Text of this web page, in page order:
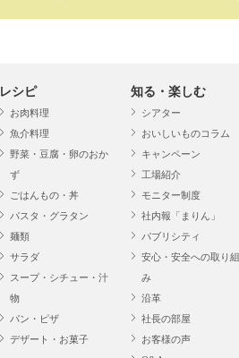
レシピ
お肉料理
魚介料理
野菜・豆腐・卵のおか
ず
ごはんもの・丼
パスタ・グラタン
麺類
サラダ
スープ・シチュー・汁
物
パン・ピザ
デザート・お菓子
知る・楽しむ
シアター
おいしいものコラム
キャンペーン
工場紹介
モニター制度
社内報「まりん」
パブリシティ
安心・安全への取り組
み
沿革
社長の部屋
お客様の声